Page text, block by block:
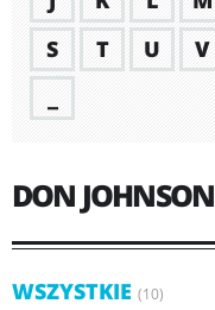
S
T U V
DON JOHNSON
WSZYSTKIE (10)